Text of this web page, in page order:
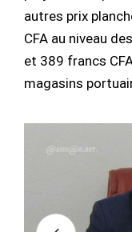
autres prix
CFA au niveau
et 389 francs
magasins